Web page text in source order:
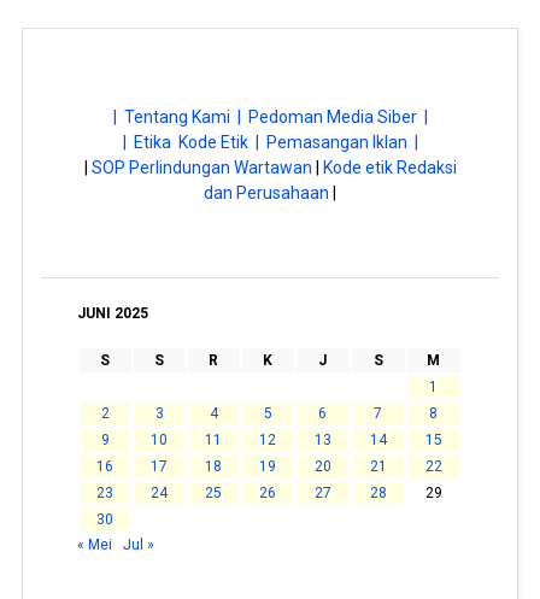
| Tentang Kami |
Pedoman Media Siber |
| Etika Kode Etik |
Pemasangan Iklan |
SOP Perlindungan Wartawan
Kode etik Redaksi
dan Perusahaan
JUNI 2025
S S R K J S
M
1
2
3 4 5 6 7
8
9
10 11 12 13 14
15
16
17 18 19 20 21
22
23
24 25 26 27 28
29
30
« Mei
Jul »